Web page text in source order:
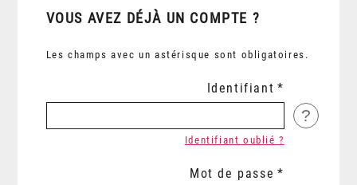
VOUS AVEZ DÉJÀ UN COMPTE ?
Les champs avec un astérisque sont obligatoires.
Identifiant
?
Identifiant oublié ?
Mot de passe